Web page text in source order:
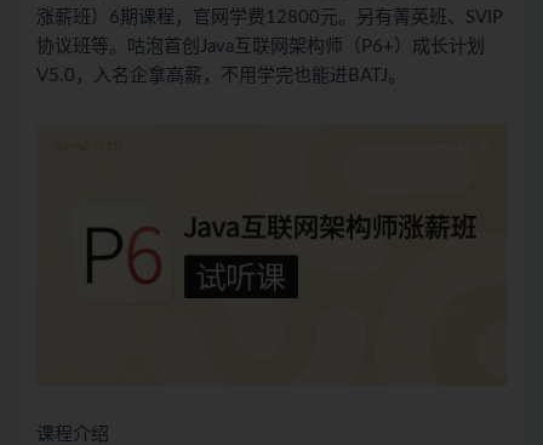
涨薪班）6期课程，官网学费12800元。另有菁英班、SVIP
协议班等。咕泡首创Java互联网架构师（P6+）成长计划
V5.0，入名企拿高薪，不用学完也能进BATJ。
课程介绍